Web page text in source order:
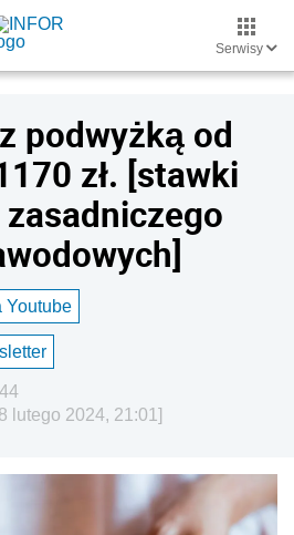
Serwisy
podwyżką od
zł. [stawki
Youtube
lutego 2024, 21:01]